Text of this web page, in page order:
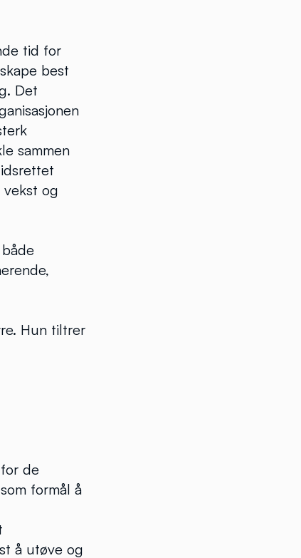
tid for
best
Det
sammen
vekst og
Hun tiltrer
de
formål å
å utøve og